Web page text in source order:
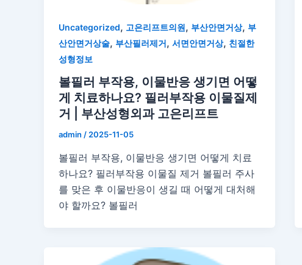
Uncategorized, 고은리프트의원, 부산안면거상, 부
산안면거상술, 부산필러제거, 서면안면거상, 친절한
성형정보
볼필러 부작용, 이물반응 생기면 어떻
게 치료하나요? 필러부작용 이물질제
거 | 부산성형외과 고은리프트
admin /2025-11-05
볼필러 부작용, 이물반응 생기면 어떻게 치료
하나요? 필러부작용 이물질 제거 볼필러 주사
를 맞은 후 이물반응이 생길 때 어떻게 대처해
야 할까요? 볼필러